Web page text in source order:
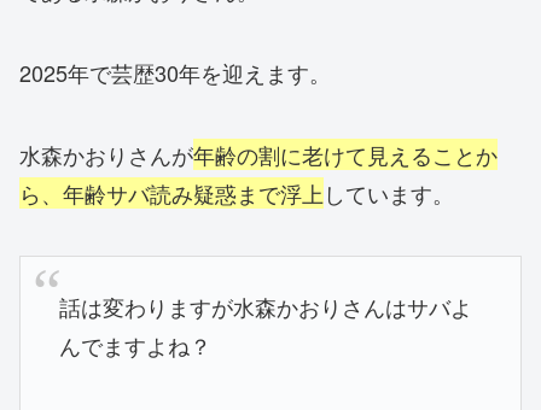
2025年で芸歴30年を迎えます。
水森かおりさんが年齢の割に老けて見えることか
ら、年齢サバ読み疑惑まで浮上 しています。
話は変わりますが水森かおりさんはサバよ
んでますよね？